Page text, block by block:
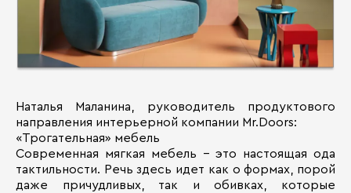
Наталья Маланина, руководитель продуктового
направления интерьерной компании Mr.Doors:
«Трогательная» мебель
Современная мягкая мебель – это настоящая ода
тактильности. Речь здесь идет как о формах, порой
даже причудливых, так и обивках, которые